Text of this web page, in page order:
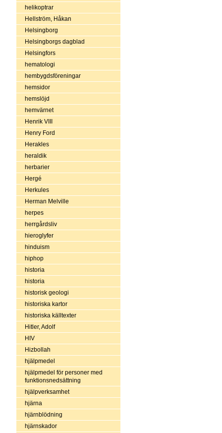
helikoptrar
Hellström, Håkan
Helsingborg
Helsingborgs dagblad
Helsingfors
hematologi
hembygdsföreningar
hemsidor
hemslöjd
hemvärnet
Henrik VIII
Henry Ford
Herakles
heraldik
herbarier
Hergé
Herkules
Herman Melville
herpes
herrgårdsliv
hieroglyfer
hinduism
hiphop
historia
historia
historisk geologi
historiska kartor
historiska källtexter
Hitler, Adolf
HIV
Hizbollah
hjälpmedel
hjälpmedel för personer med
funktionsnedsättning
hjälpverksamhet
hjärna
hjärnblödning
hjärnskador